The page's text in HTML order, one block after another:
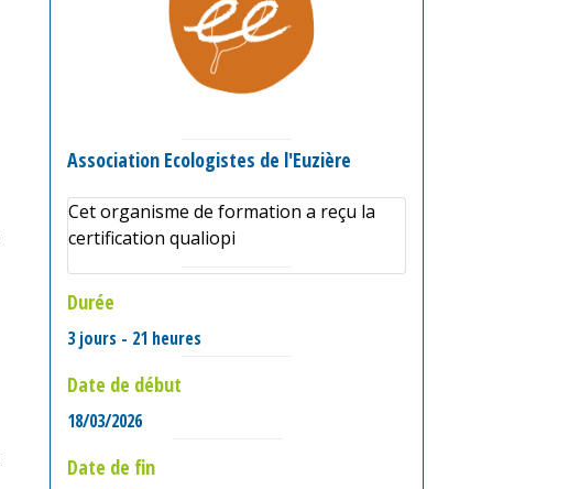
Association Ecologistes de l'Euzière
Cet organisme de formation a reçu la
certification qualiopi
Durée
3 jours - 21 heures
Date de début
18/03/2026
Date de fin